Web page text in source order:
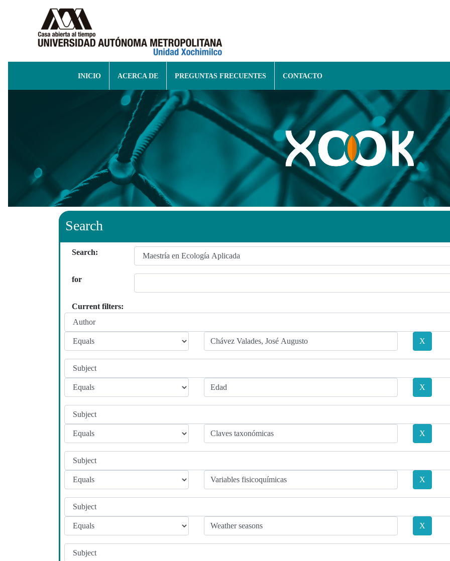
INICIO ACERCA DE PREGUNTAS FRECUENTES CONTACTO
Search
Search:
for
Current filters: